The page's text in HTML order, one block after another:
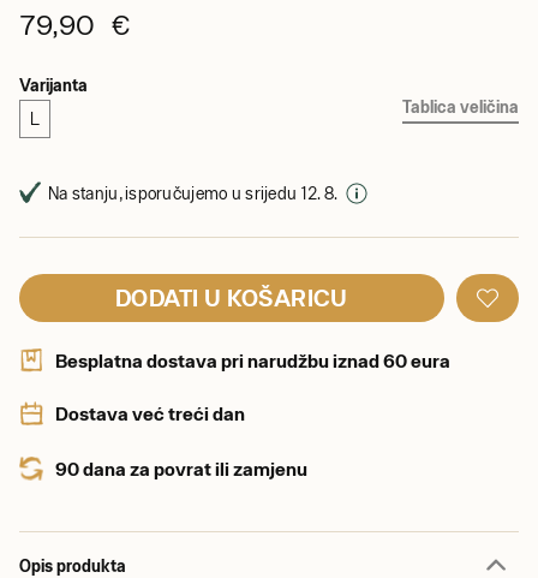
79,90 €
Varijanta
Tablica veličina
Na stanju, isporučujemo u srijedu 12. 8.
DODATI U KOŠARICU
Besplatna dostava pri narudžbu iznad 60 eura
Dostava već treći dan
90 dana za povrat ili zamjenu
Opis produkta